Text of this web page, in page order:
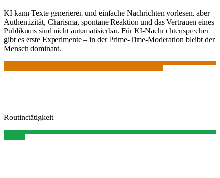
KI kann Texte generieren und einfache Nachrichten vorlesen, aber
Authentizität, Charisma, spontane Reaktion und das Vertrauen eines
Publikums sind nicht automatisierbar. Für KI-Nachrichtensprecher
gibt es erste Experimente – in der Prime-Time-Moderation bleibt der
Mensch dominant.
Routinetätigkeit